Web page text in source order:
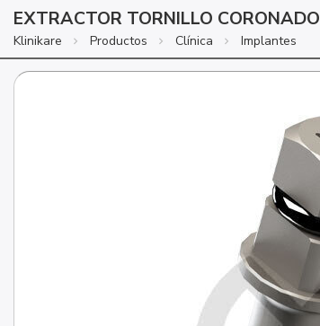
EXTRACTOR TORNILLO
Klinikare Productos Clínica Implantes